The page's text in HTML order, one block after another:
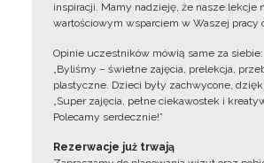
inspiracji. Mamy nadzieję, że nasze lekcje
wartościowym wsparciem w Waszej pracy
Opinie uczestników mówią same za siebie:
„Byliśmy – świetne zajęcia, prelekcja,
plastyczne. Dzieci były zachwycone,
„Super zajęcia, pełne ciekawostek i
Polecamy serdecznie!”
Rezerwacje już trwają